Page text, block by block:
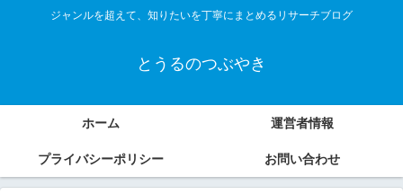
ジャンルを超えて、知りたいを丁寧にまとめるリサーチブログ
とうるのつぶやき
ホーム 運営者情報
プライバシーポリシー お問い合わせ